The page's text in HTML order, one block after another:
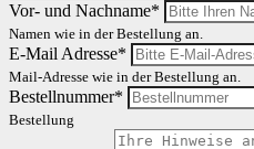
Vor- und Nachname*
Namen wie in der Bestellung an.
E-Mail Adresse*
Mail-Adresse wie in der Bestellung an.
Bestellnummer*
Bestellung